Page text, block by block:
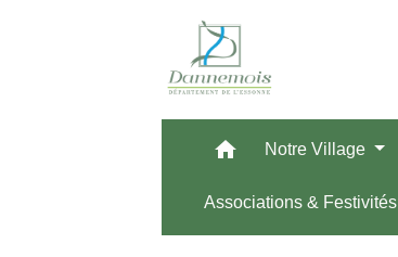
home Notre Village
Associations & Festivités